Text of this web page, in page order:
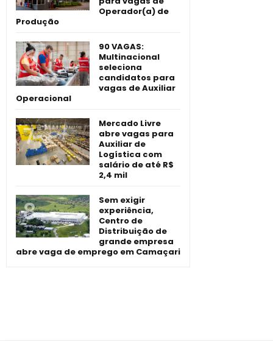
Operador(a) de
Produção
90 VAGAS:
Multinacional
seleciona
candidatos para
vagas de Auxiliar
Operacional
Mercado Livre
abre vagas para
Auxiliar de
Logística com
salário de até R$
2,4 mil
Sem exigir
experiência,
Centro de
Distribuição de
grande empresa
abre vaga de emprego em Camaçari